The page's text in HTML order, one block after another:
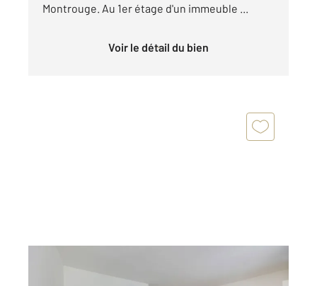
Montrouge. Au 1er étage d'un immeuble ...
Voir le détail du bien